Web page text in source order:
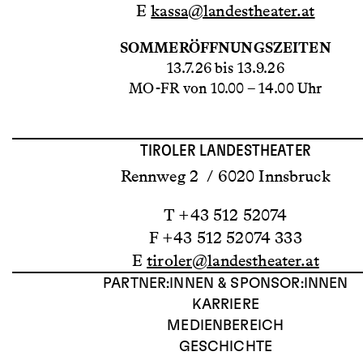
Ekassa@landestheater.at
SOMMERÖFFNUNGSZEITEN
13.7.26 bis 13.9.26
MO-FR von 10.00 – 14.00 Uhr
TIROLER LANDESTHEATER
Rennweg 2 / 6020 Innsbruck
T +43 512 52074
F +43 512 52074 333
Etiroler@landestheater.at
PARTNER:INNEN & SPONSOR:INNEN
KARRIERE
MEDIENBEREICH
GESCHICHTE